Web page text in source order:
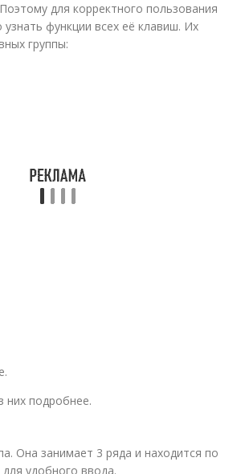
для корректного пользования
функции всех её клавиш. Их
группы:
них подробнее.
Она занимает 3 ряда и находится по
удобного ввода.